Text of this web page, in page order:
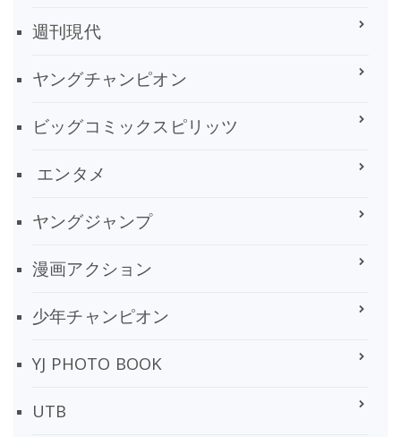
週刊現代
ヤングチャンピオン
ビッグコミックスピリッツ
エンタメ
ヤングジャンプ
漫画アクション
少年チャンピオン
YJ PHOTO BOOK
UTB